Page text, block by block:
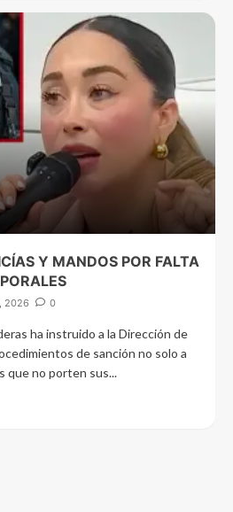
Y MANDOS POR FALTA
2026 0
ha instruido a la Dirección de
de sanción no solo a
que no porten sus...